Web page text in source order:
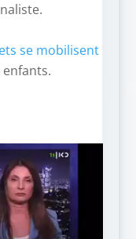
se mobilisent